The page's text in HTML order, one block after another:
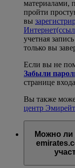
материалами,
пройти
вы
Интернет
учетная
только вы
Если вы не
Забыли
странице
Вы также
центр
Можно ли